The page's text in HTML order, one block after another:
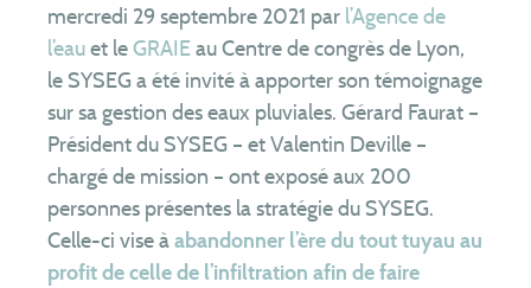
Le SYSEG
Nous connaître
Territoire
Patrimoine
Compétences
Partenaires
mercredi 29 septembre 2021 par l’Agence de
l’eauet leGRAIEau Centre de congrès de Lyon,
le SYSEG a été invité à apporter son témoignage
sur sa gestion des eaux pluviales. Gérard Faurat –
Président du SYSEG – et Valentin Deville –
chargé de mission – ont exposé aux 200
personnes présentes la stratégie du SYSEG.
Celle-ci vise àabandonner l’ère du tout tuyau au
profit de celle de l’infiltration afin de faire